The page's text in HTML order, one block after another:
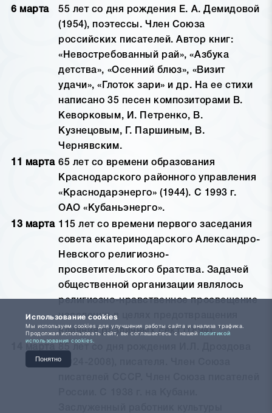
6 марта
55 лет со дня рождения Е. А. Демидовой
(1954), поэтессы. Член Союза
российских писателей. Автор книг:
«Невостребованный рай», «Азбука
детства», «Осенний блюз», «Визит
удачи», «Глоток зари» и др. На ее стихи
написано 35 песен композиторами В.
Кеворковым, И. Петренко, В.
Кузнецовым, Г. Паршиным, В.
Чернявским.
11 марта 65 лет со времени образования
Краснодарского районного управления
«Краснодарэнерго» (1944). С 1993 г.
ОАО «Кубаньэнерго».
13 марта 115 лет со времени первого заседания
совета екатеринодарского Александро-
Невского религиозно-
просветительского братства. Задачей
общественной организации являлось
религиозно-нравственное просвещение
населения в целях предотвращения
влияния различных сект (1894).
(1924-2008), писателя. Член Союза
Использование cookies
Мы используем cookies для улучшения работы сайта и анализа трафика.
Продолжая использовать сайт, вы соглашаетесь с нашейполитикой
использования cookies.
Понятно